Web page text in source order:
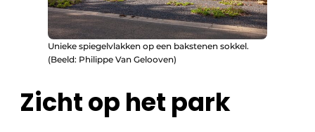
Unieke spiegelvlakken op een bakstenen sokkel.
(Beeld: Philippe Van Gelooven)
Zicht op het park